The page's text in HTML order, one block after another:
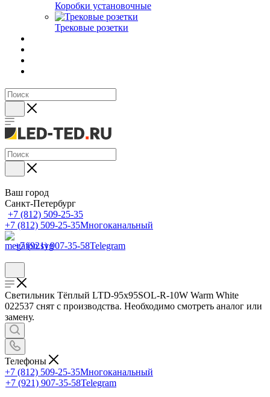
Коробки установочные
Трековые розетки
Ваш город
Санкт-Петербург
+7 (812) 509-25-35
+7 (812) 509-25-35Многоканальный
+7 (921) 907-35-58Telegram
Светильник Тёплый LTD-95x95SOL-R-10W Warm White
022537 снят с производства. Необходимо смотреть аналог или
замену.
Телефоны
+7 (812) 509-25-35Многоканальный
+7 (921) 907-35-58Telegram